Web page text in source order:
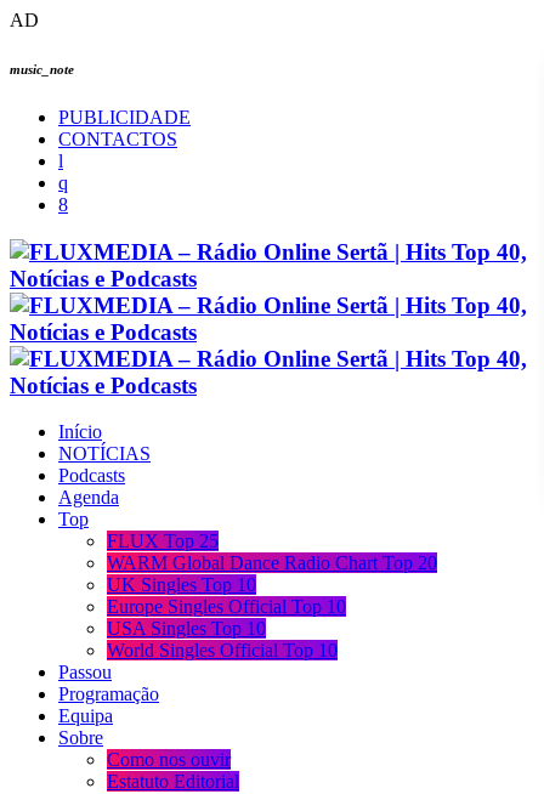
AD
music_note
PUBLICIDADE
CONTACTOS
Início
NOTÍCIAS
Podcasts
Agenda
Top
FLUX Top 25
WARM Global Dance Radio Chart Top 20
UK Singles Top 10
Europe Singles Official Top 10
USA Singles Top 10
World Singles Official Top 10
Passou
Programação
Equipa
Sobre
Como nos ouvir
Estatuto Editorial